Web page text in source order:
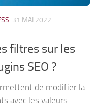
31 MAI 2022
filtres sur les
SEO ?
de modifier la
avec les valeurs